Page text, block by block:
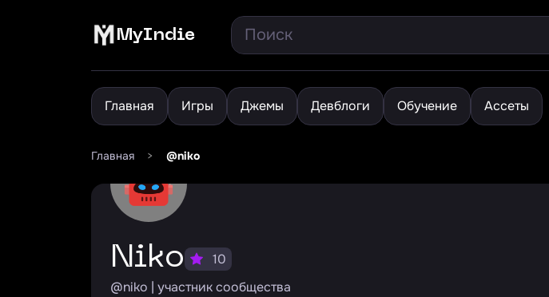
MyIndie
Главная Игры Джемы Девблоги Обучение Ассеты
Главная > @niko
niko
10
@niko | участник сообщества